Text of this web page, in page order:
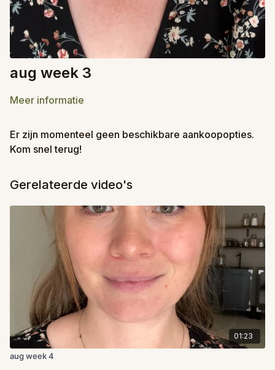
aug week 3
Meer informatie
Er zijn momenteel geen beschikbare aankoopopties.
Kom snel terug!
Gerelateerde video's
01:23
aug week 4